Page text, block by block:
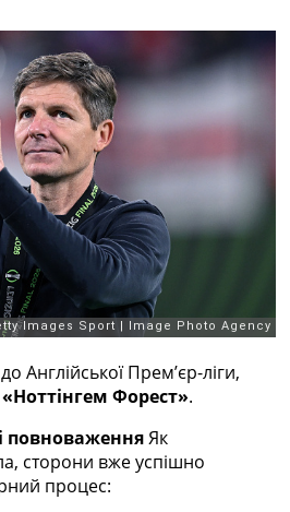
Ліга
Турнирні таблиці
Чемпіонів
УЄФА
УЄФА
Англійської Прем’єр-ліги,
«Ноттінгем Форест».
повноваженняЯк
сторони вже успішно
процес: